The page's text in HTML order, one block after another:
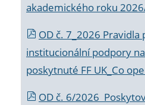
akademického roku
OD č. 7_2026
institucionální podpory
poskytnuté FF UK_Co
OD č. 6/2026